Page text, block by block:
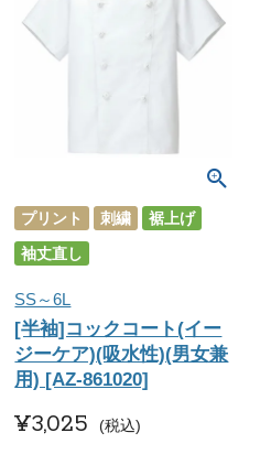
プリント 刺繍
裾上げ
袖丈直し
SS～6L
[半袖]コックコート(イー
ジーケア)(吸水性)(男女兼
用) [AZ-861020]
¥3,025 税込